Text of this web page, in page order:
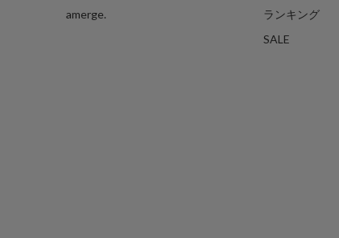
amerge.
ランキング
SALE